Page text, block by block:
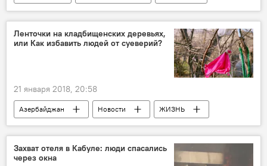
США
Хезер Науэрт
Ленточки на кладбищенских деревьях,
или Как избавить людей от суеверий?
21 января 2018, 20:58
Азербайджан Новости
ЖИЗНЬ
Шекинский район
Мамед Сулейманов
Захват отеля в Кабуле: люди спасались
через окна